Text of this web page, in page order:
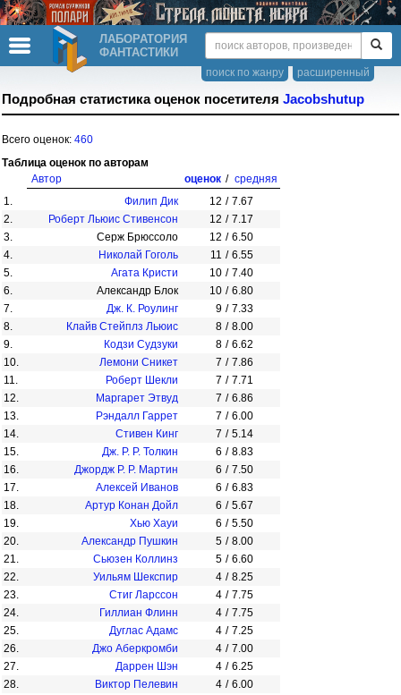
ЛАБОРАТОРИЯ
ФАНТАСТИКИ
расширенный
поиск по жанру
Подробная статистика оценок посетителя Jacobshutup
Всего оценок: 460
Таблица оценок по авторам
Автор
оценок / средняя
1.
Филип Дик 12 / 7.67
2.
Роберт Льюис Стивенсон 12 / 7.17
3.
Серж Брюссоло 12 / 6.50
4.
Николай Гоголь 11 / 6.55
5.
Агата Кристи 10 / 7.40
6.
Александр Блок 10 / 6.80
7.
Дж. К. Роулинг 9 / 7.33
8.
Клайв Стейплз Льюис 8 / 8.00
9.
Кодзи Судзуки 8 / 6.62
10.
Лемони Сникет 7 / 7.86
11.
Роберт Шекли 7 / 7.71
12.
Маргарет Этвуд 7 / 6.86
13.
Рэндалл Гаррет 7 / 6.00
14.
Стивен Кинг 7 / 5.14
15.
Дж. Р. Р. Толкин 6 / 8.83
16.
Джордж Р. Р. Мартин 6 / 7.50
17.
Алексей Иванов 6 / 6.83
18.
Артур Конан Дойл 6 / 5.67
19.
Хью Хауи 6 / 5.50
20.
Александр Пушкин 5 / 8.00
21.
Сьюзен Коллинз 5 / 6.60
22.
Уильям Шекспир 4 / 8.25
23.
Стиг Ларссон 4 / 7.75
24.
Гиллиан Флинн 4 / 7.75
25.
Дуглас Адамс 4 / 7.25
26.
Джо Аберкромби 4 / 7.00
27.
Даррен Шэн 4 / 6.25
28.
Виктор Пелевин 4 / 6.00